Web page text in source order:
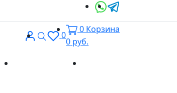
ВходПоиск
0
0 Корзина
0 руб.